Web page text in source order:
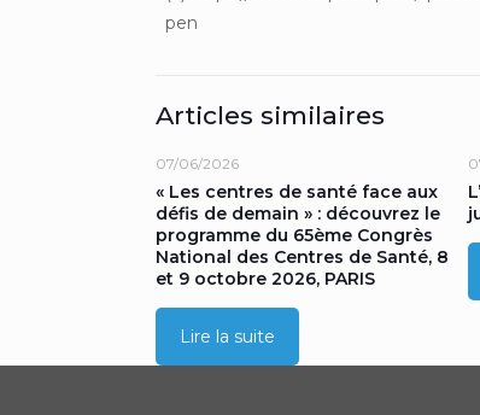
pen
Articles similaires
07/06/2026
« Les centres de santé face aux
défis de demain » : découvrez le
programme du 65ème Congrès
National des Centres de Santé, 8
et 9 octobre 2026, PARIS
Lire la suite